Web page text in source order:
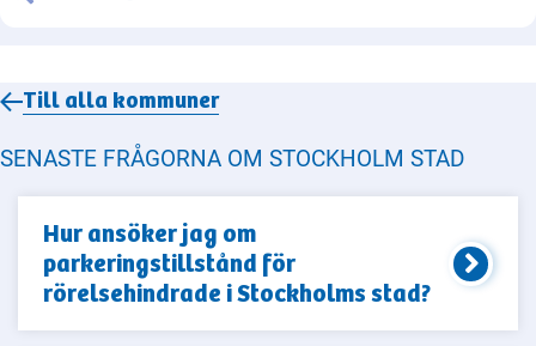
Till alla kommuner
SENASTE FRÅGORNA OM STOCKHOLM STAD
Hur ansöker jag om
parkeringstillstånd för
rörelsehindrade i Stockholms stad?